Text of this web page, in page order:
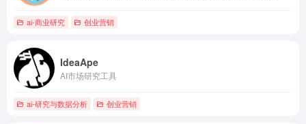
ai-商业研究 创业营销
IdeaApe
AI市场研究工具
ai-研究与数据分析 创业营销